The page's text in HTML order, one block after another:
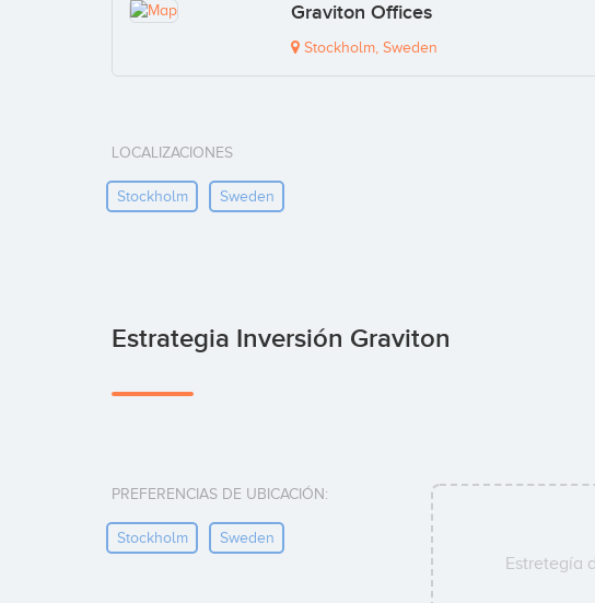
Graviton Offices
Stockholm, Sweden
LOCALIZACIONES
Stockholm Sweden
Estrategia Inversión Graviton
PREFERENCIAS DE UBICACIÓN:
Stockholm Sweden
Estretegía